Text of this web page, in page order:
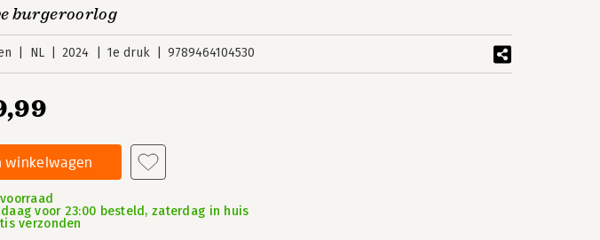
burgeroorlog
NL 2024 1e druk 9789464104530
winkelwagen
voor 23:00 besteld, zaterdag in huis
verzonden